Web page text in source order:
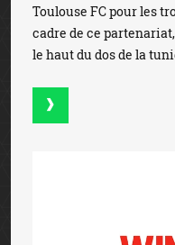
Toulouse FC pour les
cadre de ce
le haut du dos de la